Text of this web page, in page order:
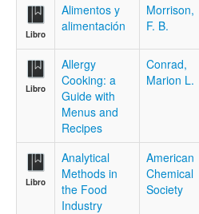
Libro
Alimentos y
alimentación
Morrison,
F. B.
Libro
Allergy
Cooking: a
Guide with
Menus and
Recipes
Conrad,
Marion L.
Libro
Analytical
Methods in
the Food
Industry
American
Chemical
Society